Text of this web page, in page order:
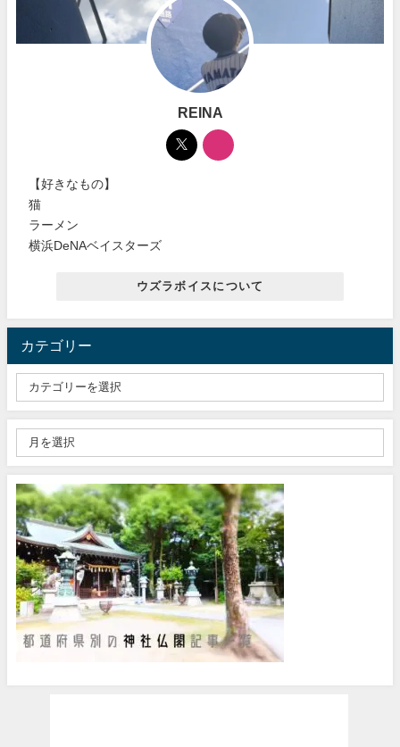
REINA
【好きなもの】
猫
ラーメン
横浜DeNAベイスターズ
ウズラボイスについて
カテゴリー